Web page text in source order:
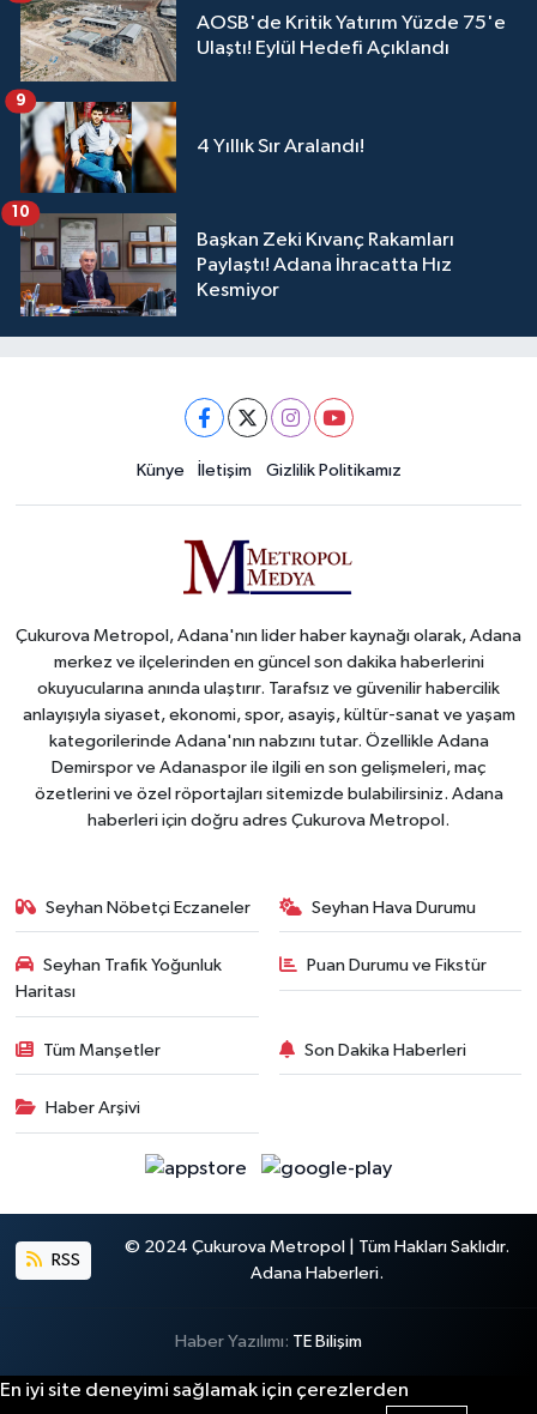
AOSB'de Kritik Yatırım Yüzde 75'e
Ulaştı! Eylül Hedefi Açıklandı
4 Yıllık Sır Aralandı!
9
Başkan Zeki Kıvanç Rakamları
Paylaştı! Adana İhracatta Hız
Kesmiyor
10
Künye İletişim Gizlilik Politikamız
Çukurova Metropol, Adana'nın lider haber kaynağı olarak, Adana
merkez ve ilçelerinden en güncel son dakika haberlerini
okuyucularına anında ulaştırır. Tarafsız ve güvenilir habercilik
anlayışıyla siyaset, ekonomi, spor, asayiş, kültür-sanat ve yaşam
kategorilerinde Adana'nın nabzını tutar. Özellikle Adana
Demirspor ve Adanaspor ile ilgili en son gelişmeleri, maç
özetlerini ve özel röportajları sitemizde bulabilirsiniz. Adana
haberleri için doğru adres Çukurova Metropol.
Seyhan Nöbetçi Eczaneler Seyhan Hava Durumu
Seyhan Trafik Yoğunluk
Haritası
Puan Durumu ve Fikstür
Tüm Manşetler Son Dakika Haberleri
Haber Arşivi
RSS
© 2024 Çukurova Metropol | Tüm Hakları Saklıdır.
Adana Haberleri.
Haber Yazılımı: TE Bilişim
En iyi site deneyimi sağlamak için çerezlerden